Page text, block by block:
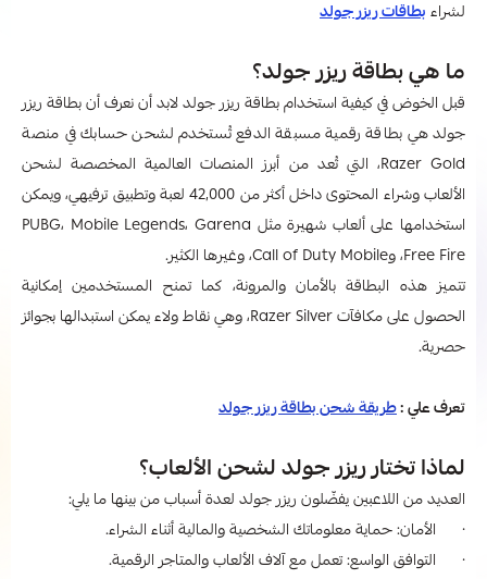
لشراء بطاقات ريزر جولد
ما هي بطاقة ريزر جولد؟
قبل الخوض في كيفية استخدام بطاقة ريزر جولد لابد أن نعرف أن بطاقة ريزر
جولد هي بطاقة رقمية مسبقة الدفع تُستخدم لشحن حسابك في منصة
Razer Gold، التي تُعد من أبرز المنصات العالمية المخصصة لشحن
الألعاب وشراء المحتوى داخل أكثر من 42,000 لعبة وتطبيق ترفيهي، ويمكن
استخدامها على ألعاب شهيرة مثل PUBG، Mobile Legends، Garena
Free Fire، وCall of Duty Mobile، وغيرها الكثير.
تتميز هذه البطاقة بالأمان والمرونة، كما تمنح المستخدمين إمكانية
الحصول على مكافآت Razer Silver، وهي نقاط ولاء يمكن استبدالها بجوائز
حصرية.
تعرف علي :طريقة شحن بطاقة ريزر جولد
لماذا تختار ريزر جولد لشحن الألعاب؟
العديد من اللاعبين يفضّلون ريزر جولد لعدة أسباب من بينها ما يلي:
· الأمان: حماية معلوماتك الشخصية والمالية أثناء الشراء.
· التوافق الواسع: تعمل مع آلاف الألعاب والمتاجر الرقمية.